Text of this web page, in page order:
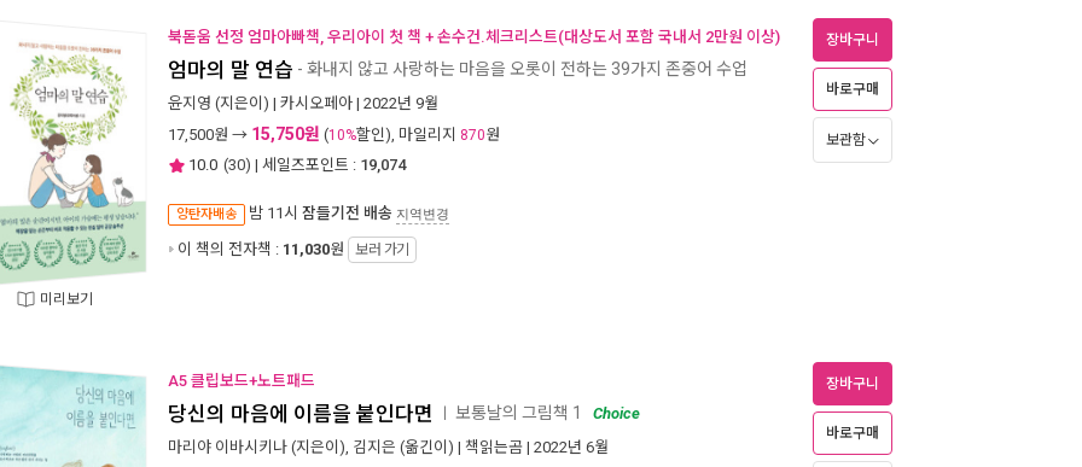
미리보기
북돋움 선정 엄마아빠책, 우리아이 첫 책 + 손수건.체크리스트(대상도서 포함 국내서 2만원 이상)
엄마의 말 연습 - 화내지 않고 사랑하는 마음을 오롯이 전하는 39가지 존중어 수업
윤지영 (지은이) | 카시오페아 | 2022년 9월
17,500원 → 15,750원 (10%할인), 마일리지 870원
10.0 (30) | 세일즈포인트 : 19,074
양탄자배송 밤 11시 잠들기전 배송 지역변경
이 책의 전자책 : 11,030원 보러 가기
장바구니
바로구매
보관함
A5 클립보드+노트패드
당신의 마음에 이름을 붙인다면 보통날의 그림책 1
Choice
마리야 이바시키나 (지은이), 김지은 (옮긴이) | 책읽는곰 | 2022년 6월
장바구니
바로구매